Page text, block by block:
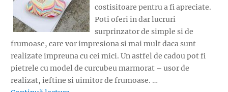
costisitoare pentru a fi apreciate.
Poti oferi in dar lucruri
surprinzator de simple si de
frumoase, care vor impresiona si mai mult daca sunt
realizate impreuna cu cei mici. Un astfel de cadou pot fi
pietrele cu model de curcubeu marmorat – usor de
realizat, ieftine si uimitor de frumoase. …